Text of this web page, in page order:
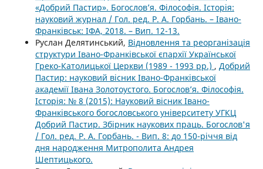
«Добрий Пастир». Богослов’я. Філософія. Історія:
науковий журнал / Гол. ред. Р. А. Горбань. – Івано-
Франківськ: ІФА, 2018. – Вип. 12-13.
Руслан Делятинський, Відновлення та реорганізація
структури Івано-Франківської єпархії Української
Греко-Католицької Церкви (1989 - 1993 рр.) , Добрий
Пастир: науковий вісник Івано-Франківської
академії Івана Золотоустого. Богослов’я. Філософія.
Історія: № 8 (2015): Науковий вісник Івано-
Франківського богословського університету УГКЦ
Добрий Пастир. Збірник наукових праць. Богослов'я
/ Гол. ред. Р. А. Горбань. - Вип. 8: до 150-річчя від
дня народження Митрополита Андрея
Шептицького.